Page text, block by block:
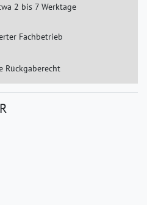
2 bis 7 Werktage
Fachbetrieb
Rückgaberecht